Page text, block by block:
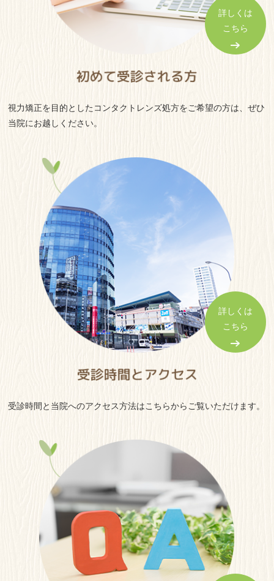
2025.05.27
5月26日（月）の診療時間について
マスク着用のお願い
詳しくは
こちら
視力矯正を目的としたコンタクトレンズ処方をご希望の方は、ぜひ
当院にお越しください。
詳しくは
こちら
受診時間と当院へのアクセス方法はこちらからご覧いただけます。